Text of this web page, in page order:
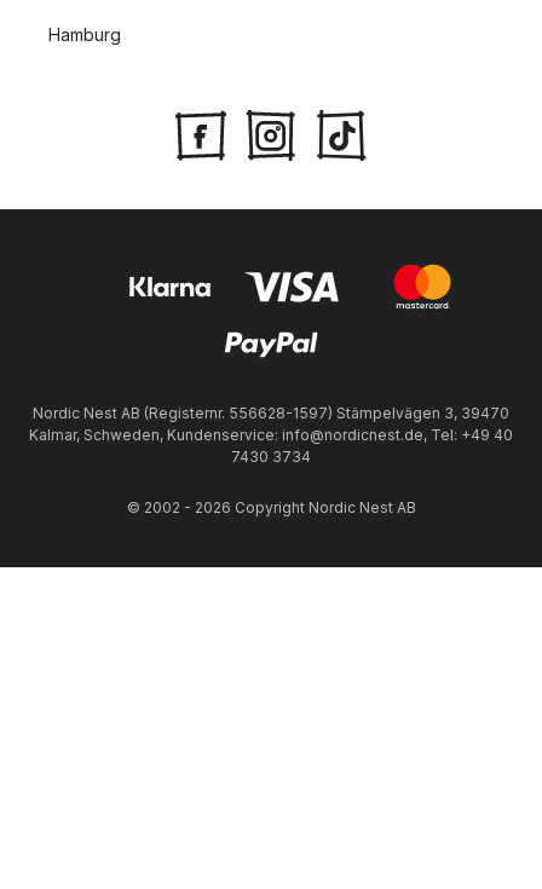
Hamburg
Nordic Nest AB (Registernr. 556628-1597) Stämpelvägen 3, 39470
Kalmar, Schweden, Kundenservice: info@nordicnest.de, Tel: +49 40
7430 3734
© 2002 - 2026 Copyright Nordic Nest AB